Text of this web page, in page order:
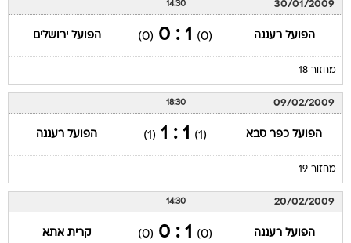
30/01/2009
14:30
הפועל רעננה (0)
1 : 0
(0) הפועל ירושלים
מחזור 18
09/02/2009
18:30
הפועל כפר סבא (1)
1 : 1
(1) הפועל רעננה
מחזור 19
20/02/2009
14:30
הפועל רעננה (0)
1 : 0
(0) קרית אתא